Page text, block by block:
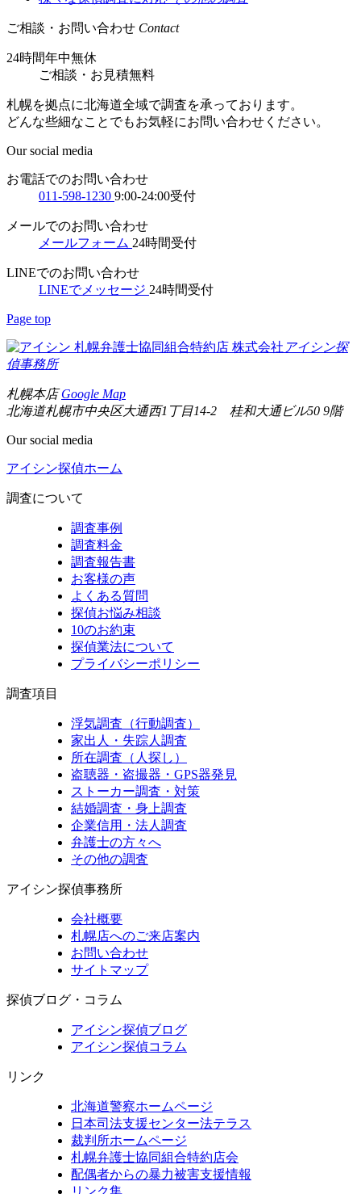
ご相談・お問い合わせ Contact
24時間年中無休
ご相談 ・ お見積無料
札幌を拠点に北海道全域で調査を承っております。
どんな些細なことでもお気軽にお問い合わせください。
Our social media
お電話でのお問い合わせ
011-598-1230 9:00-24:00受付
メールでのお問い合わせ
メールフォーム 24時間受付
LINEでのお問い合わせ
LINEでメッセージ 24時間受付
Page top
札幌弁護士協同組合特約店 株式会社 アイシン探
偵事務所
札幌本店Google Map
北海道札幌市中央区大通西1丁目14-2 桂和大通ビル50 9階
Our social media
アイシン探偵ホーム
調査について
調査事例
調査料金
調査報告書
お客様の声
よくある質問
探偵お悩み相談
10のお約束
探偵業法について
プライバシーポリシー
調査項目
浮気調査（行動調査）
家出人・失踪人調査
所在調査（人探し）
盗聴器・盗撮器・GPS器発見
ストーカー調査・対策
結婚調査・身上調査
企業信用・法人調査
弁護士の方々へ
その他の調査
アイシン探偵事務所
会社概要
札幌店へのご来店案内
お問い合わせ
サイトマップ
探偵ブログ・コラム
アイシン探偵ブログ
アイシン探偵コラム
リンク
北海道警察ホームページ
日本司法支援センター法テラス
裁判所ホームページ
札幌弁護士協同組合特約店会
配偶者からの暴力被害支援情報